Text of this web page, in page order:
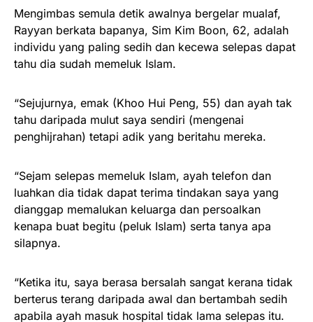
Mengimbas semula detik awalnya bergelar mualaf,
Rayyan berkata bapanya, Sim Kim Boon, 62, adalah
individu yang paling sedih dan kecewa selepas dapat
tahu dia sudah memeluk Islam.
“Sejujurnya, emak (Khoo Hui Peng, 55) dan ayah tak
tahu daripada mulut saya sendiri (mengenai
penghijrahan) tetapi adik yang beritahu mereka.
“Sejam selepas memeluk Islam, ayah telefon dan
luahkan dia tidak dapat terima tindakan saya yang
dianggap memalukan keluarga dan persoalkan
kenapa buat begitu (peluk Islam) serta tanya apa
silapnya.
“Ketika itu, saya berasa bersalah sangat kerana tidak
berterus terang daripada awal dan bertambah sedih
apabila ayah masuk hospital tidak lama selepas itu.